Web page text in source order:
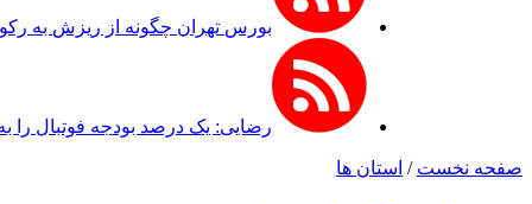
بورس تهران چگونه از ریزش به
رضایی: یک درصد بودجه فوتبال را
صفحه نخست / استان ها